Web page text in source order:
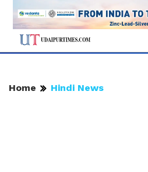
Home Hindi News